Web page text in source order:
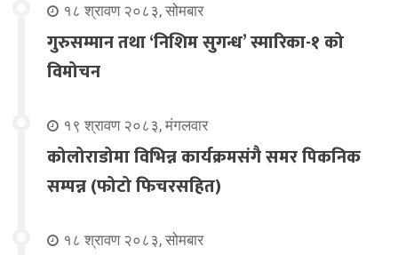
१८ श्रावण २०८३, सोमबार
गुरुसम्मान तथा ‘निशिम सुगन्ध’ स्मारिका-१ को
विमोचन
१९ श्रावण २०८३, मंगलवार
कोलोराडोमा विभिन्न कार्यक्रमसंगै समर पिकनिक
सम्पन्न (फोटो फिचरसहित)
१८ श्रावण २०८३, सोमबार